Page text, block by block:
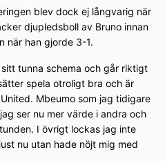
blev dock ej långvarig när
djupledsboll av Bruno innan
när han gjorde 3-1.
tunna schema och går riktigt
spela otroligt bra och är
Mbeumo som jag tidigare
ser nu mer värde i andra och
I övrigt lockas jag inte
nu utan hade nöjt mig med